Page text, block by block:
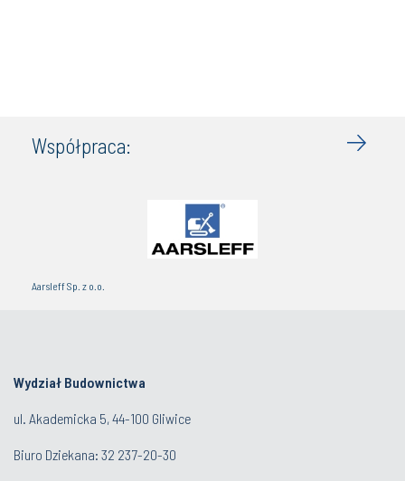
Współpraca:
Aarsleff Sp. z o.o.
Wydział Budownictwa
ul. Akademicka 5, 44-100 Gliwice
Biuro Dziekana: 32 237-20-30